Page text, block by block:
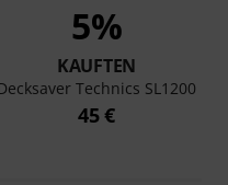
5%
KAUFTEN
Technics SL1200
45 €